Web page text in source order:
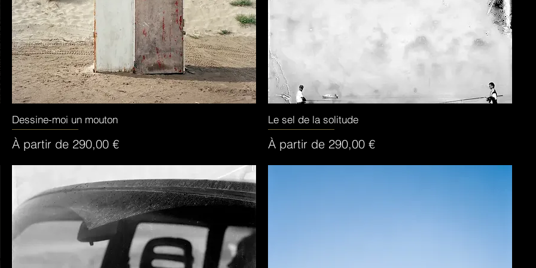
Aperçu rapide
Dessine-moi un mouton
À partir de 290,00 €
Prix promotionnel
Le sel de la solitude
À partir de 290,00 €
Prix promotionnel